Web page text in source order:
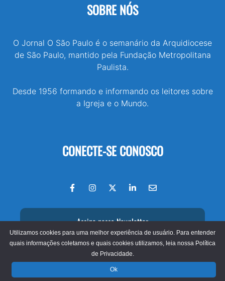
SOBRE NÓS
O Jornal O São Paulo é o semanário da Arquidiocese
de São Paulo, mantido pela Fundação Metropolitana
Paulista.
Desde 1956 formando e informando os leitores sobre
a Igreja e o Mundo.
CONECTE-SE CONOSCO
Assine nossa Newsletter
© 2026 - Jornal O São Paulo
Fundação Metropolitana Paulista
Ok
Utilizamos cookies para uma melhor experiência de usuário. Para entender
quais informações coletamos e quais cookies utilizamos, leia nossa Política
de Privacidade.